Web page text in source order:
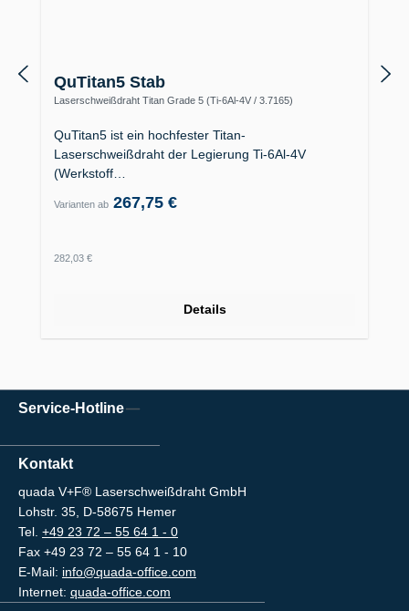
QuTitan5 Stab
Laserschweißdraht Titan Grade 5 (Ti-6Al-4V / 3.7165)
QuTitan5 ist ein hochfester Titan-
Laserschweißdraht der Legierung Ti-6Al-4V
(Werkstoff…
Varianten ab 267,75 €
Regulärer Preis:
282,03 €
Details
Service-Hotline
Kontakt
quada V+F® Laserschweißdraht GmbH
Lohstr. 35, D-58675 Hemer
Tel. +49 23 72 – 55 64 1 - 0
Fax +49 23 72 – 55 64 1 - 10
E-Mail: info@quada-office.com
Internet: quada-office.com